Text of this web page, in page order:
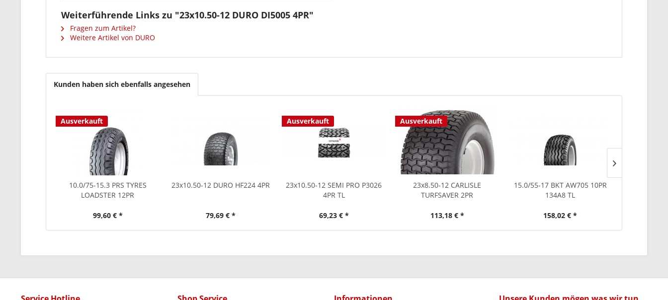
Weiterführende Links zu "23x10.50-12 DURO DI5005 4PR"
Fragen zum Artikel?
Weitere Artikel von DURO
Kunden haben sich ebenfalls angesehen
Ausverkauft
10.0/75-15.3 PRS TYRES
LOADSTER 12PR
99,60 € *
23x10.50-12 DURO HF224 4PR
79,69 € *
Ausverkauft
23x10.50-12 SEMI PRO P3026
4PR TL
69,23 € *
Ausverkauft
23x8.50-12 CARLISLE
TURFSAVER 2PR
113,18 € *
15.0/55-17 BKT AW705 10PR
134A8 TL
158,02 € *